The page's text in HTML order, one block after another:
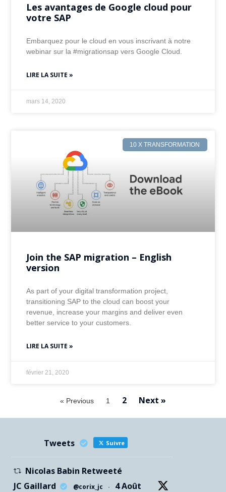
Les avantages de Google cloud pour
votre SAP
Embarquez pour le cloud en vous inscrivant à notre
webinar sur la #migrationsap vers Google Cloud.
LIRE LA SUITE »
mars 14, 2020
10 X TRANSFORMATION
Join the SAP migration – English
version
As part of your digital transformation project,
transitioning SAP to the cloud can boost your
revenue, increase your margins and deliver even
better service to your customers.
LIRE LA SUITE »
février 21, 2020
« Previous 1 2 Next »
Tweets Suivre
Nicolas Babin Retweeté
JC Gaillard
@corix_jc · 4 Août